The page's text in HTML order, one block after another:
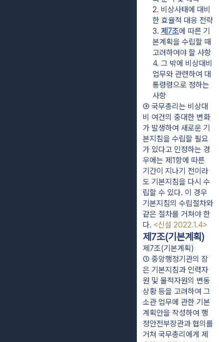
2. 비상사태에 대비
한 효율적 대응 전략
3. 제7조에 따른 기
본계획을 수립할 때
고려하여야 할 사항
4. 그 밖에 비상대비
업무와 관련하여 대
통령령으로 정하는
사항
③ 국무총리는 비상대
비 여건의 중대한 변화
가 발생하여 새로운 기
본지침을 수립할 필요
가 있다고 인정하는 경
우에는 제1항에 따른
기간이 지나기 전이라
도 기본지침을 다시 수
립할 수 있다. 이 경우
기본지침의 수립절차와
같은 절차를 거쳐야 한
다. <신설 2022.1.4>
제7조(기본계획)
제7조(기본계획)
① 중앙행정기관의 장
은 기본지침과 인력자
원 및 물적자원의 변동
상황 등을 고려하여 그
소관 업무에 관한 기본
계획안을 작성하여 행
정안전부장관과 협의를
거쳐 국무총리에게 제